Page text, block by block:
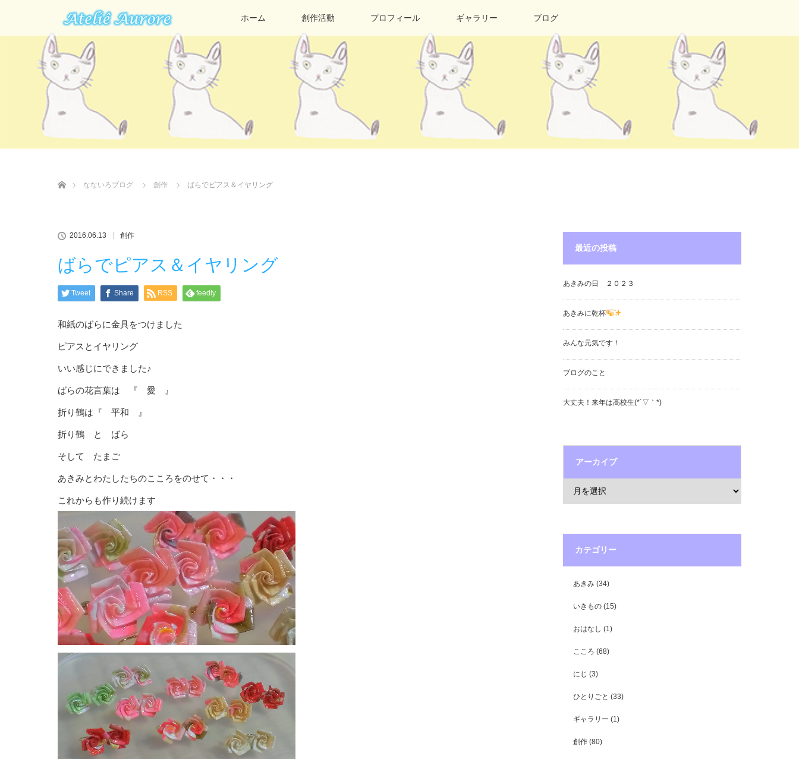
ホーム 創作活動 プロフィール ギャラリー ブログ
なないろブログ
創作 ばらでピアス＆イヤリング
2016.06.13 創作
ばらでピアス＆イヤリング
Tweet Share RSS feedly
和紙のばらに金具をつけました
ピアスとイヤリング
いい感じにできました♪
ばらの花言葉は 『 愛 』
折り鶴は『 平和 』
折り鶴 と ばら
そして たまご
あきみとわたしたちのこころをのせて・・・
これからも作り続けます
最近の投稿
あきみの日 ２０２３
あきみに乾杯
みんな元気です！
ブログのこと
大丈夫！来年は高校生(*´▽｀*)
アーカイブ
カテゴリー
あきみ (34)
いきもの (15)
おはなし (1)
こころ (68)
にじ (3)
ひとりごと (33)
ギャラリー (1)
創作 (80)